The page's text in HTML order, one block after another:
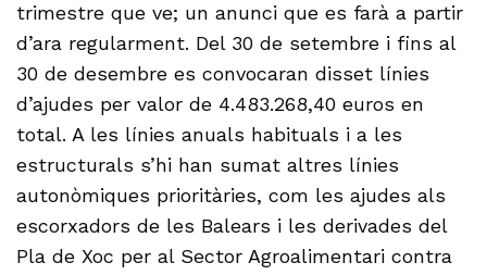
trimestre que ve; un anunci que es farà a partir
d’ara regularment. Del 30 de setembre i fins al
30 de desembre es convocaran disset línies
d’ajudes per valor de 4.483.268,40 euros en
total. A les línies anuals habituals i a les
estructurals s’hi han sumat altres línies
autonòmiques prioritàries, com les ajudes als
escorxadors de les Balears i les derivades del
Pla de Xoc per al Sector Agroalimentari contra